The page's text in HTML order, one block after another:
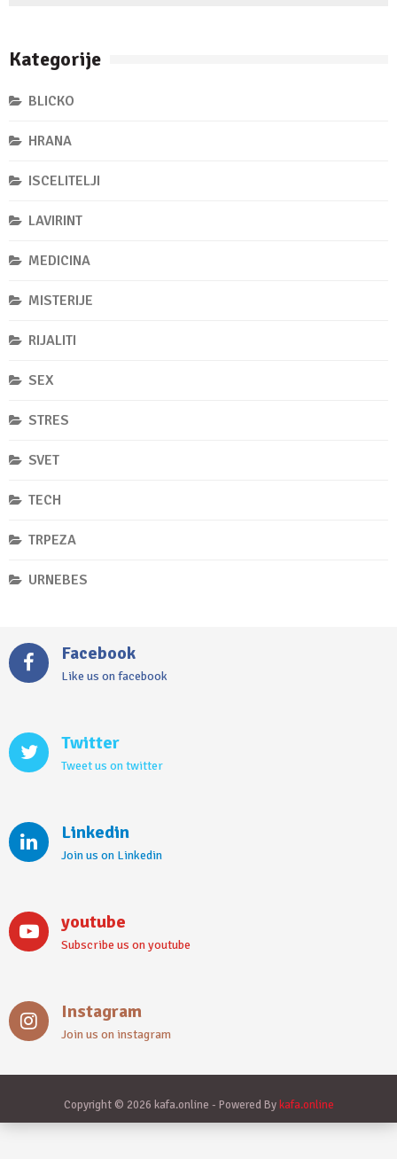
Kategorije
BLICKO
HRANA
ISCELITELJI
LAVIRINT
MEDICINA
MISTERIJE
RIJALITI
SEX
STRES
SVET
TECH
TRPEZA
URNEBES
Facebook
Like us on facebook
Twitter
Tweet us on twitter
Linkedin
Join us on Linkedin
youtube
Subscribe us on youtube
Instagram
Join us on instagram
Copyright © 2026 kafa.online - Powered Bykafa.online